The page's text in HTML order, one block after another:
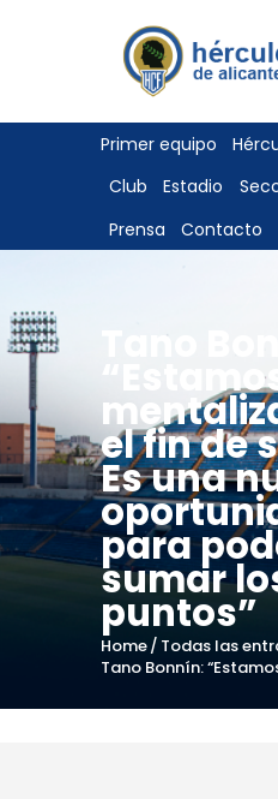
Primer equipo
Club
Estadio
Prensa
Contacto
Tano
el fin de
Es una
para
sumar
puntos”
Home Todas las
Tano Bonnín:
ENTRADAS
TIENDA
HÉRCULESCF100